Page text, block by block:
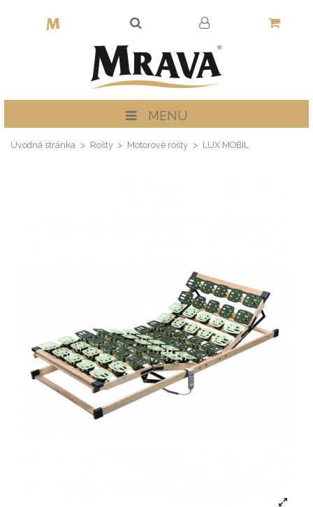
MENU
Úvodná stránka Rošty Motorové rošty LUX MOBIL